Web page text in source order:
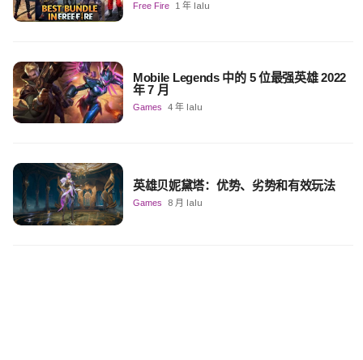
Free Fire 1 年 lalu
Mobile Legends 中的 5 位最强英雄 2022
年 7 月
Games 4 年 lalu
英雄贝妮黛塔：优势、劣势和有效玩法
Games 8 月 lalu